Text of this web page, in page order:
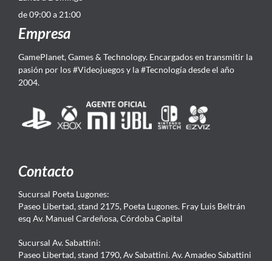
de 09:00 a 21:00
Empresa
GamePlanet, Games & Technology. Encargados en transmitir la
pasión por los #Videojuegos y la #Tecnología desde el año
2004.
Contacto
Sucursal Poeta Lugones:
Paseo Libertad, stand 2175, Poeta Lugones. Fray Luis Beltrán
esq Av. Manuel Cardeñosa, Córdoba Capital
Sucursal Av. Sabattini:
Paseo Libertad, stand 1790, Av Sabattini. Av. Amadeo Sabattini